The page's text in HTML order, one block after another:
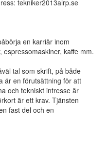
tekniker2013alrp.se
en karriär inom
kaffe mm.
tal som skrift, på både
är en förutsättning för att
och tekniskt intresse är
är ett krav. Tjänsten
fast del och en